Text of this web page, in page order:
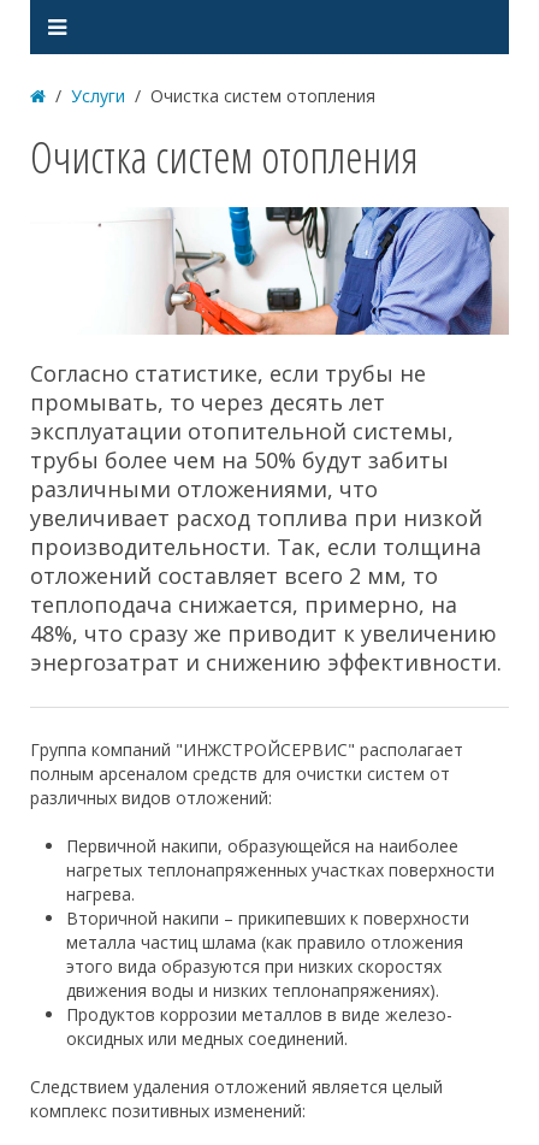
Услуги Очистка систем отопления
Очистка систем отопления
Согласно статистике, если трубы не
промывать, то через десять лет
эксплуатации отопительной системы,
трубы более чем на 50% будут забиты
различными отложениями, что
увеличивает расход топлива при низкой
производительности. Так, если толщина
отложений составляет всего 2 мм, то
теплоподача снижается, примерно, на
48%, что сразу же приводит к увеличению
энергозатрат и снижению эффективности.
Группа компаний "ИНЖСТРОЙСЕРВИС" располагает
полным арсеналом средств для очистки систем от
различных видов отложений:
Первичной накипи, образующейся на наиболее
нагретых теплонапряженных участках поверхности
нагрева.
Вторичной накипи – прикипевших к поверхности
металла частиц шлама (как правило отложения
этого вида образуются при низких скоростях
движения воды и низких теплонапряжениях).
Продуктов коррозии металлов в виде железо-
оксидных или медных соединений.
Следствием удаления отложений является целый
комплекс позитивных изменений: